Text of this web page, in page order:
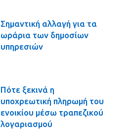
Σημαντική αλλαγή για τα
ωράρια των δημοσίων
υπηρεσιών
Πότε ξεκινά η
υποχρεωτική πληρωμή του
ενοικίου μέσω τραπεζικού
λογαριασμού